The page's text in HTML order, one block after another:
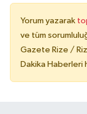
Yorum yazarak
ve tüm
Gazete Rize /
Dakika Haberleri